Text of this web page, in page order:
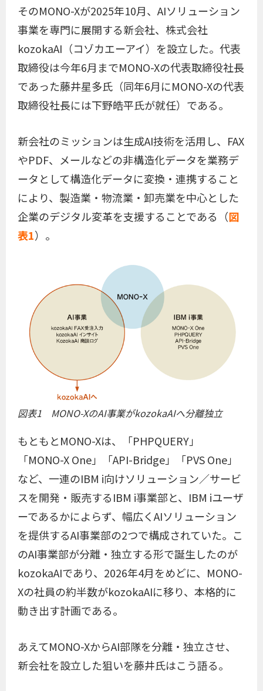
そのMONO-Xが2025年10月、AIソリューション
事業を専門に展開する新会社、株式会社
kozokaAI（コゾカエーアイ）を設立した。代表
取締役は今年6月までMONO-Xの代表取締役社長
であった藤井星多氏（同年6月にMONO-Xの代表
取締役社長には下野皓平氏が就任）である。
新会社のミッションは生成AI技術を活用し、FAX
やPDF、メールなどの非構造化データを業務デ
ータとして構造化データに変換・連携すること
により、製造業・物流業・卸売業を中心とした
企業のデジタル変革を支援することである（図
表1）。
図表1 MONO-XのAI事業がkozokaAIへ分離独立
もともとMONO-Xは、「PHPQUERY」
「MONO-X One」「API-Bridge」「PVS One」
など、一連のIBM i向けソリューション／サービ
スを開発・販売するIBM i事業部と、IBM iユーザ
ーであるかによらず、幅広くAIソリューション
を提供するAI事業部の2つで構成されていた。こ
のAI事業部が分離・独立する形で誕生したのが
kozokaAIであり、2026年4月をめどに、MONO-
Xの社員の約半数がkozokaAIに移り、本格的に
動き出す計画である。
あえてMONO-XからAI部隊を分離・独立させ、
新会社を設立した狙いを藤井氏はこう語る。